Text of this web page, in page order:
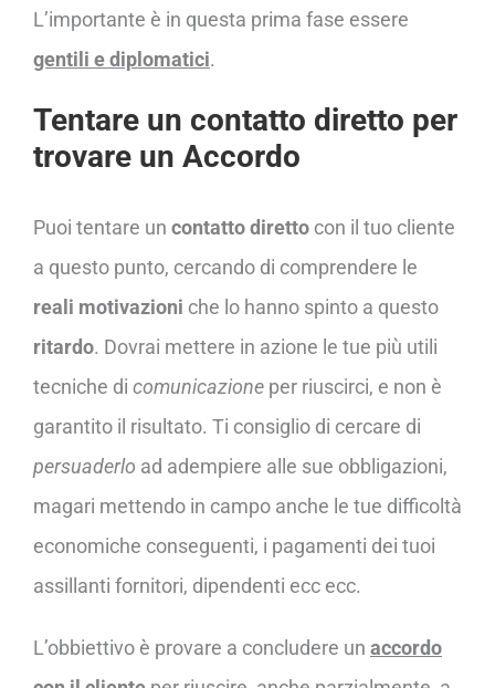
L’importante è in questa prima fase essere
gentili e diplomatici.
Tentare un contatto diretto per
trovare un Accordo
Puoi tentare un contatto diretto con il tuo cliente
a questo punto, cercando di comprendere le
reali motivazioni che lo hanno spinto a questo
ritardo. Dovrai mettere in azione le tue più utili
tecniche di comunicazione per riuscirci, e non è
garantito il risultato. Ti consiglio di cercare di
persuaderlo ad adempiere alle sue obbligazioni,
magari mettendo in campo anche le tue difficoltà
economiche conseguenti, i pagamenti dei tuoi
assillanti fornitori, dipendenti ecc ecc.
L’obbiettivo è provare a concludere un accordo